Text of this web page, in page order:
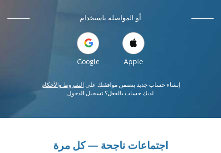
أو المواصلة باستخدام
Apple
Google
إنشاء حساب جديد يتضمن موافقتك علىالشروط والأحكام
لديك حساب بالفعل؟ تسجيل الدخول
اجتماعات ناجحة — كل مرة